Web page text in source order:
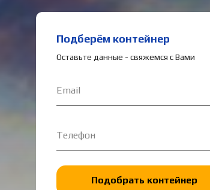
Подберём контейнер
Оставьте данные - свяжемся с Вами
Подобрать контейнер